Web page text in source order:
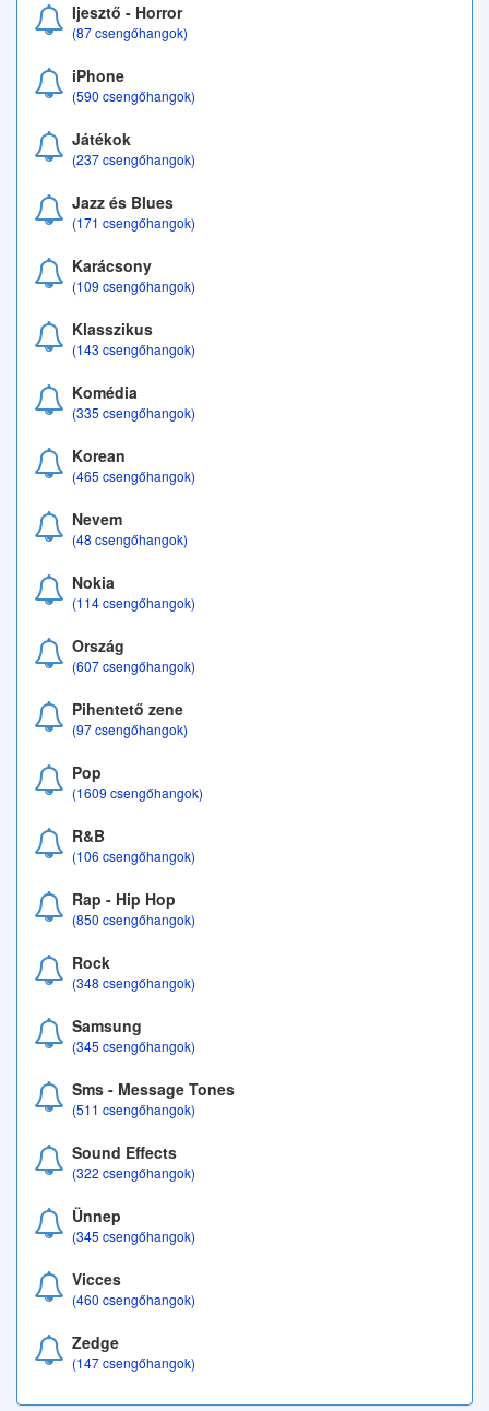
Ijesztő - Horror
(87 csengőhangok)
iPhone
(590 csengőhangok)
Játékok
(237 csengőhangok)
Jazz és Blues
(171 csengőhangok)
Karácsony
(109 csengőhangok)
Klasszikus
(143 csengőhangok)
Komédia
(335 csengőhangok)
Korean
(465 csengőhangok)
Nevem
(48 csengőhangok)
Nokia
(114 csengőhangok)
Ország
(607 csengőhangok)
Pihentető zene
(97 csengőhangok)
Pop
(1609 csengőhangok)
R&B
(106 csengőhangok)
Rap - Hip Hop
(850 csengőhangok)
Rock
(348 csengőhangok)
Samsung
(345 csengőhangok)
Sms - Message Tones
(511 csengőhangok)
Sound Effects
(322 csengőhangok)
Ünnep
(345 csengőhangok)
Vicces
(460 csengőhangok)
Zedge
(147 csengőhangok)